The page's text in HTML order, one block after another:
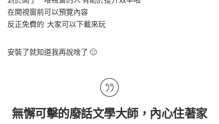
在開視窗前可以預覽內容
反正免費的 大家可以下載來玩
安裝了就知道我再說啥了 🙂
無懈可擊的廢話文學大師，內心住著家